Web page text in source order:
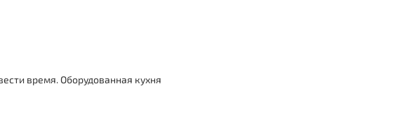
время. Оборудованная кухня